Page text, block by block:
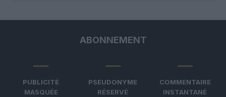
ABONNEMENT
PUBLICITÉ
MASQUÉE
PSEUDONYME
RÉSERVÉ
COMMENTAIRE
INSTANTANÉ